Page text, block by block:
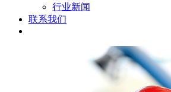
行业新闻
联系我们